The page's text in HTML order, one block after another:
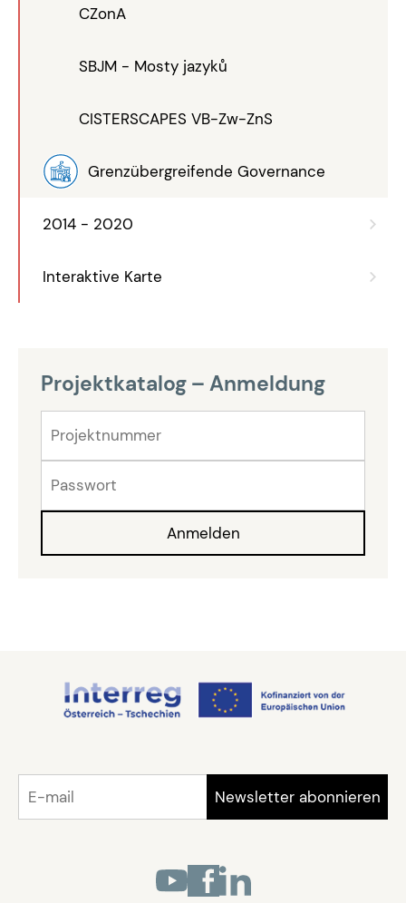
CZonA
SBJM - Mosty jazyků
CISTERSCAPES VB-Zw-ZnS
Grenzübergreifende Governance
2014 - 2020
Interaktive Karte
Projektkatalog – Anmeldung